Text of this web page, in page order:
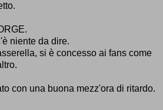
niente da dire.
si è concesso ai fans come
con una buona mezz'ora di ritardo.